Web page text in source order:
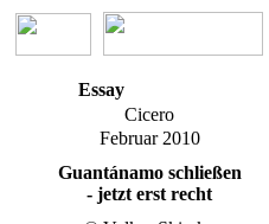
Essay
Cicero
Februar 2010
Guantánamo schließen
- jetzt erst recht